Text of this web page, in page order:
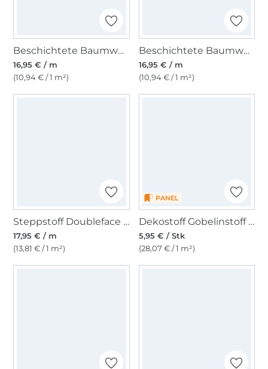
Beschichtete Baumwolle Blumentraum, hellpetrol
16,95 € / m
(10,94 € / 1 m²)
Beschichtete Baumwolle Big Stripes, grün
16,95 € / m
(10,94 € / 1 m²)
Steppstoff Doubleface Enjoy Bright Horizon Leo Love, pink
17,95 € / m
(13,81 € / 1 m²)
PANEL
Dekostoff Gobelinstoff Panel Audrey Cat, 46 x 46 cm
5,95 € / Stk
(28,07 € / 1 m²)